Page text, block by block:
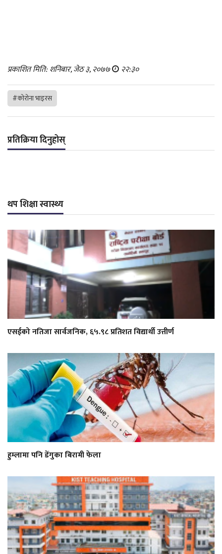
प्रकाशित मिति: शनिबार, जेठ ३, २०७७ २२:३०
#कोरोना भाइरस
प्रतिक्रिया दिनुहोस्
थप शिक्षा स्वास्थ्य
एसईको नतिजा सार्वजनिक, ६५.९८ प्रतिशत विद्यार्थी उत्तीर्ण
हुम्लामा पनि डेंगुका बिरामी फेला